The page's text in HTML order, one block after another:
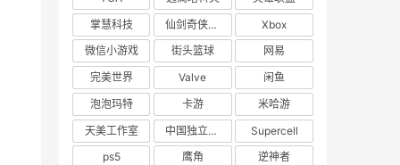
掌慧科技
仙剑奇侠传四
Xbox
微信小游戏
街头篮球
网易
完美世界
Valve
闲鱼
泡泡玛特
卡游
米哈游
天美工作室
中国独立游戏联盟
Supercell
ps5
鹰角
逆神者